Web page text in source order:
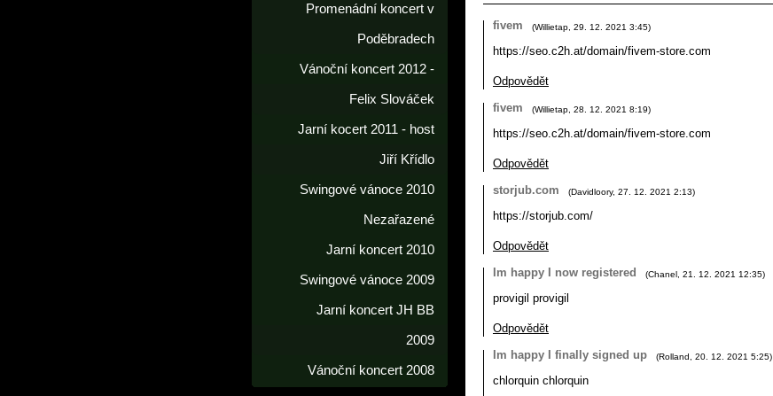
fivem (Willietap 29. 12. 2021 3:45)
https://seo.c2h.at/domain/fivem-store.com
Odpovědět
fivem
(Willietap 28. 12. 2021 8:19)
https://seo.c2h.at/domain/fivem-store.com
Odpovědět
storjub.com
(Davidloory, 27. 12. 2021 2:13)
https://storjub.com/
Odpovědět
Im happy I now registered
(Chanel 21. 12. 2021 12:35)
provigil provigil
Odpovědět
Im happy I finally signed up
(Rolland 20. 12. 2021 5:25)
chlorquin chlorquin
Promenádní koncert v
Poděbradech
Vánoční koncert 2012 -
Felix Slováček
Jarní kocert 2011 - host
Jiří Křídlo
Swingové vánoce 2010
Nezařazené
Jarní koncert 2010
Swingové vánoce 2009
Jarní koncert JH BB
2009
Vánoční koncert 2008